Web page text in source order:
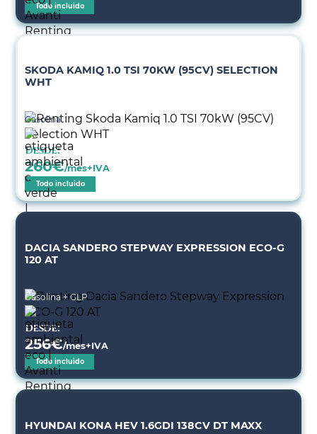
Todo incluido
SKODA KAMIQ 1.0 TSI 70KW (95CV) SELECTION
WHT
Gasolina
Desde:
260€/mes+IVA
Todo incluido
DACIA SANDERO STEPWAY EXPRESSION ECO-G
120 AT
Gasolina + GLP
Desde:
256€/mes+IVA
Todo incluido
HYUNDAI KONA HEV 1.6GDI 138CV DT MAXX